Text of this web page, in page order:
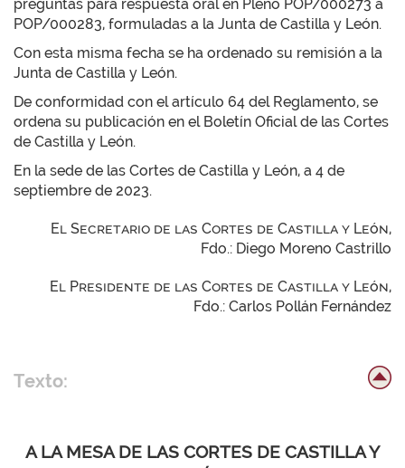
preguntas para respuesta oral en Pleno POP/000273 a
POP/000283, formuladas a la Junta de Castilla y León.
Con esta misma fecha se ha ordenado su remisión a la
Junta de Castilla y León.
De conformidad con el artículo 64 del Reglamento, se
ordena su publicación en el Boletín Oficial de las Cortes
de Castilla y León.
En la sede de las Cortes de Castilla y León, a 4 de
septiembre de 2023.
El Secretario de las Cortes de Castilla y León,
Fdo.: Diego Moreno Castrillo
El Presidente de las Cortes de Castilla y León,
Fdo.: Carlos Pollán Fernández
Texto:
A LA MESA DE LAS CORTES DE CASTILLA Y